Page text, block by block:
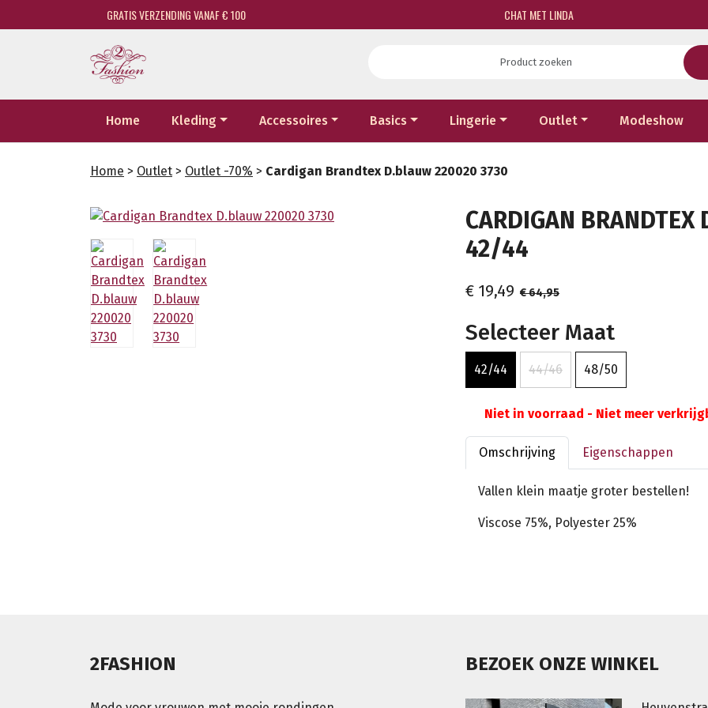
GRATIS VERZENDING VANAF € 100 CHAT MET LINDA
Home Kleding Accessoires Basics Lingerie Outlet Modeshow
Home > Outlet > Outlet -70% > Cardigan Brandtex D.blauw 220020 3730
CARDIGAN
42/44
€ 19,49 € 64,95
Selecteer Maat
42/44 44/46 48/50
Niet in voorraad - Niet meer
Omschrijving Eigenschappen
Vallen klein maatje groter bestellen!
Viscose 75%, Polyester 25%
2FASHION BEZOEK ONZE WINKEL